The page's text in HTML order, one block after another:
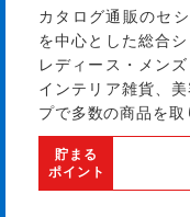
カタログ通販のセ
を中心とした総合
レディース・メン
インテリア雑貨、
プで多数の商品を取
貯まる
ポイント